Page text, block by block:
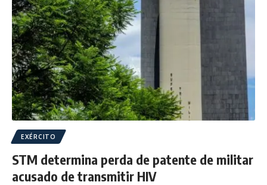
EXÉRCITO
STM determina perda de patente de militar
acusado de transmitir HIV